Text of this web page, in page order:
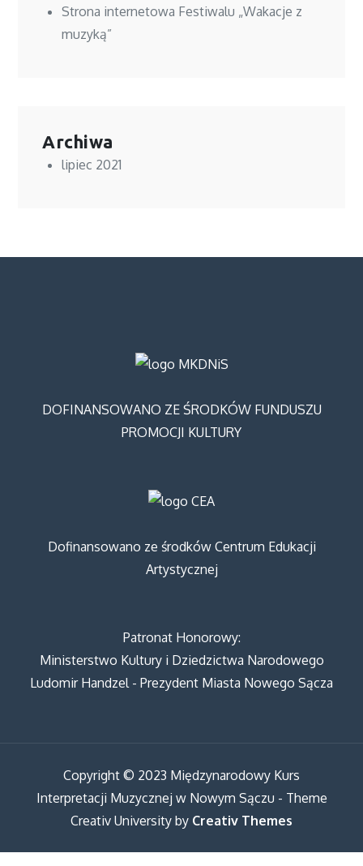
Strona internetowa Festiwalu „Wakacje z
muzyką”
Archiwa
lipiec 2021
DOFINANSOWANO ZE ŚRODKÓW FUNDUSZU
PROMOCJI KULTURY
Dofinansowano ze środków Centrum Edukacji
Artystycznej
Patronat Honorowy:
Ministerstwo Kultury i Dziedzictwa Narodowego
Ludomir Handzel - Prezydent Miasta Nowego Sącza
Copyright © 2023 Międzynarodowy Kurs
Interpretacji Muzycznej w Nowym Sączu - Theme
Creativ University by Creativ Themes